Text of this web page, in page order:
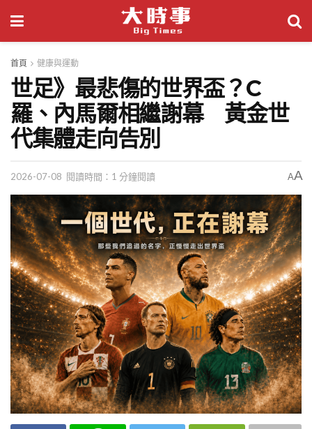
首頁 健康與運動
世足》最悲傷的世界盃？C
羅、內馬爾相繼謝幕 黃金世
代集體走向告別
2026-07-08 閱讀時間：1 分鐘閱讀 AA